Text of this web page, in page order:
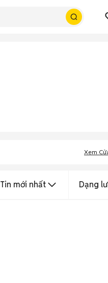
Xem
Tin mới nhất Dạng